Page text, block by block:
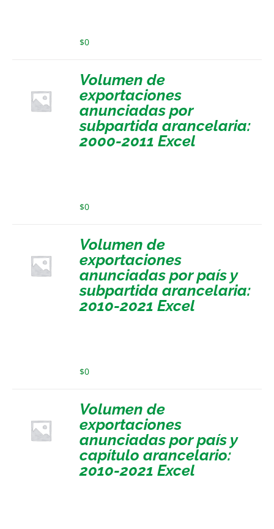
$0
Volumen de
exportaciones
anunciadas por
subpartida arancelaria:
2000-2011 Excel
$0
Volumen de
exportaciones
anunciadas por país y
subpartida arancelaria:
2010-2021 Excel
$0
Volumen de
exportaciones
anunciadas por país y
capítulo arancelario:
2010-2021 Excel